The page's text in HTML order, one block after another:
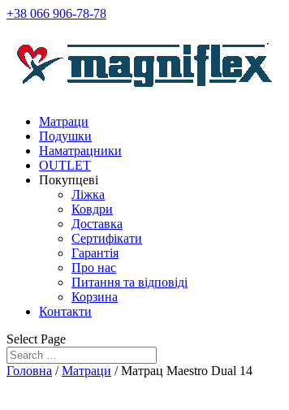
+38 066 906-78-78
Матраци
Подушки
Наматрацники
OUTLET
Покупцеві
Ліжка
Ковдри
Доставка
Сертифікати
Гарантія
Про нас
Питання та відповіді
Корзина
Контакти
Select Page
Головна /Матраци / Матрац Maestro Dual 14